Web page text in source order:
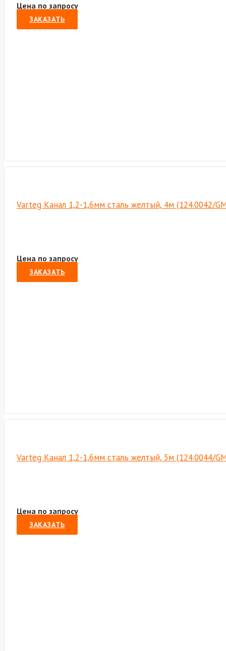
Цена по запросу
ЗАКАЗАТЬ
Varteg Канал 1,2-1,6мм сталь желтый, 4м (124.0042/
Цена по запросу
ЗАКАЗАТЬ
Varteg Канал 1,2-1,6мм сталь желтый, 5м (124.0044/
Цена по запросу
ЗАКАЗАТЬ